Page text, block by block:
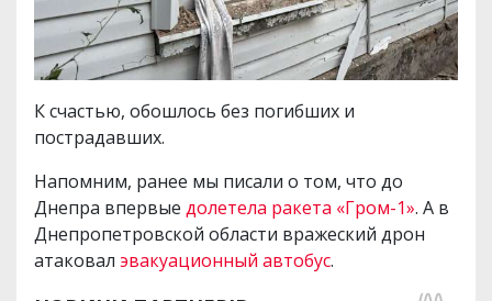
К счастью, обошлось без погибших и
пострадавших.
Напомним, ранее мы писали о том, что до
Днепра впервые долетела ракета «Гром-1». А в
Днепропетровской области вражеский дрон
атаковал эвакуационный автобус.